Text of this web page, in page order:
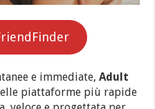
e immediate,Adult
piattaforme più rapide